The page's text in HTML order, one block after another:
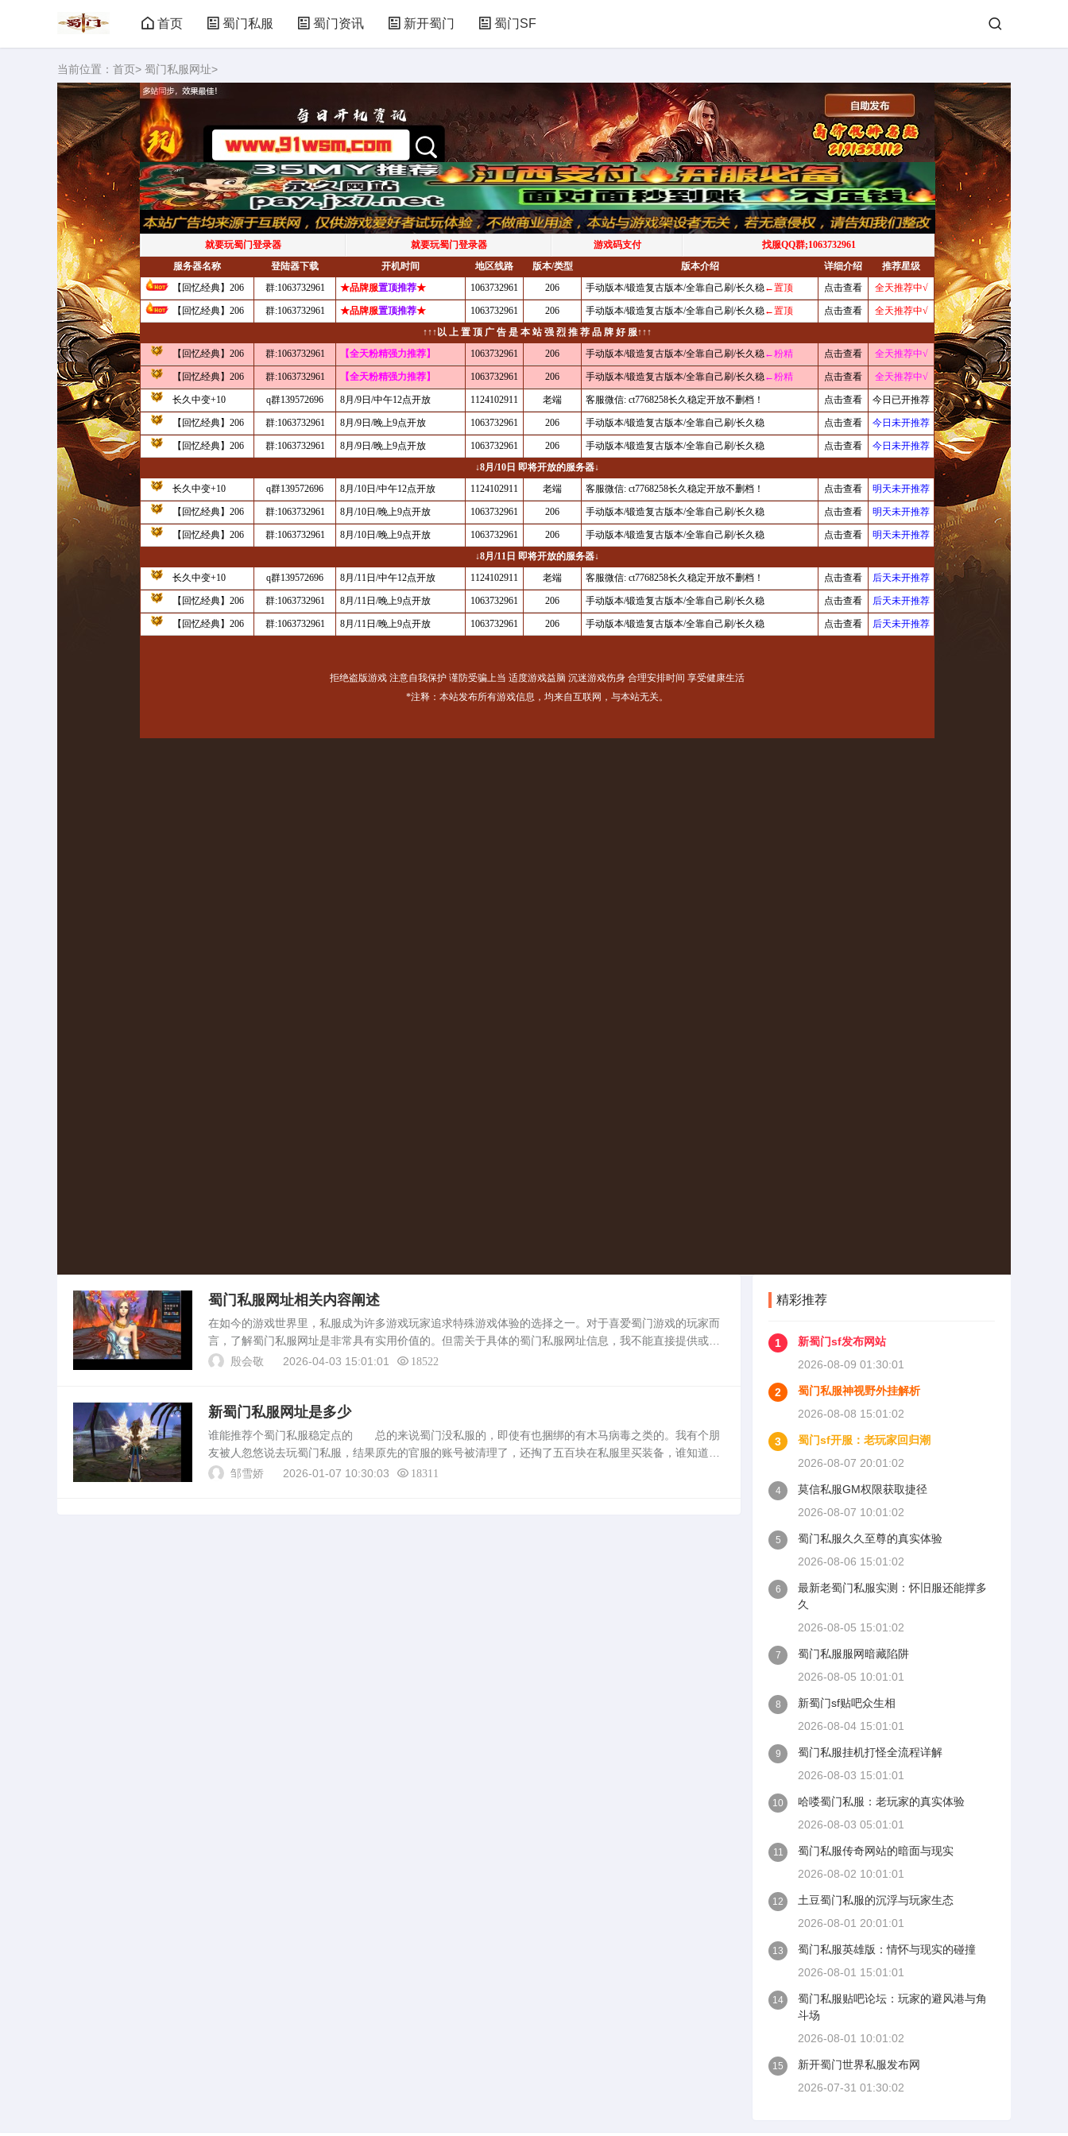
首页 蜀门私服 蜀门资讯 新开蜀门 蜀门SF
当前位置： 首页> 蜀门私服网址>
蜀门私服网址相关内容阐述
在如今的游戏世界里，私服成为许多游戏玩家追求特殊游戏体验的选择之一。对于喜爱蜀门游戏的玩家而
言，了解蜀门私服网址是非常具有实用价值的。但需关于具体的蜀门私服网址信息，我不能直接提供或涉
及。本文将就蜀门私服及其相关内容展开讨论，以帮助玩家们更好地理解这一领域。蜀门私服简介蜀门私
殷会敬 2026-04-03 15:01:01 18522
新蜀门私服网址是多少
谁能推荐个蜀门私服稳定点的 总的来说蜀门没私服的，即使有也捆绑的有木马病毒之类的。我有个朋
友被人忽悠说去玩蜀门私服，结果原先的官服的账号被清理了，还掏了五百块在私服里买装备，谁知道没
两天就关闭了，火大了。所以呀，千万不要相信蜀门私服，不稳定不说还有病毒恨死他们了。推荐玩玩恶
邹雪娇 2026-01-07 10:30:03 18311
精彩推荐
1
新蜀门sf发布网站
2026-08-09 01:30:01
2
蜀门私服神视野外挂解析
2026-08-08 15:01:02
3
蜀门sf开服：老玩家回归潮
2026-08-07 20:01:02
4
莫信私服GM权限获取捷径
2026-08-07 10:01:02
5
蜀门私服久久至尊的真实体验
2026-08-06 15:01:02
6
最新老蜀门私服实测：怀旧服还能撑多
久
2026-08-05 15:01:02
7
蜀门私服服网暗藏陷阱
2026-08-05 10:01:01
8
新蜀门sf贴吧众生相
2026-08-04 15:01:01
9
蜀门私服挂机打怪全流程详解
2026-08-03 15:01:01
10
哈喽蜀门私服：老玩家的真实体验
2026-08-03 05:01:01
11
蜀门私服传奇网站的暗面与现实
2026-08-02 10:01:01
12
土豆蜀门私服的沉浮与玩家生态
2026-08-01 20:01:01
13
蜀门私服英雄版：情怀与现实的碰撞
2026-08-01 15:01:01
14
蜀门私服贴吧论坛：玩家的避风港与角
斗场
2026-08-01 10:01:02
15
新开蜀门世界私服发布网
2026-07-31 01:30:02